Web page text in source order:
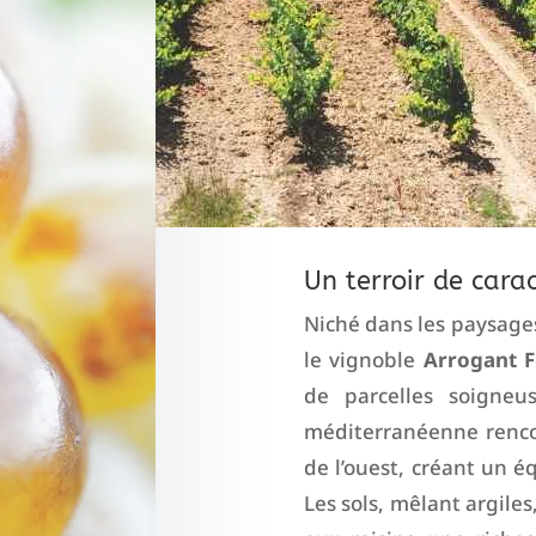
Un terroir de
Niché dans les
le vignoble Arrogant
de parcelles
méditerranéenne
de l’ouest, créant un
Les sols, mêlant